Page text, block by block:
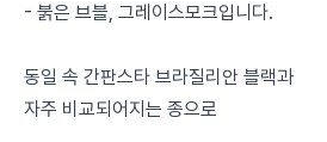
- 붉은 브블, 그레이스모크입니다.
동일 속 간판스타 브라질리안 블랙과
자주 비교되어지는 종으로